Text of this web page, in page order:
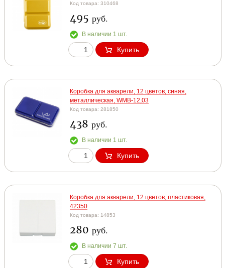
Код товара: 310468
495 руб.
В наличии 1 шт.
Купить
Коробка для акварели, 12 цветов, синяя,
металлическая, WMB-12,03
Код товара: 281850
438 руб.
В наличии 1 шт.
Купить
Коробка для акварели, 12 цветов, пластиковая,
42350
Код товара: 14853
280 руб.
В наличии 7 шт.
Купить